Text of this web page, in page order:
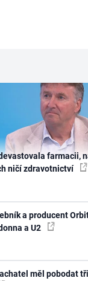
farmacii,
ničí zdravotnictví
a producent
a U2
měl pobodat